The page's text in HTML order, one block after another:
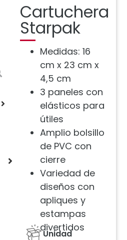
Cartuchera
Starpak
Medidas: 16
cm x 23 cm x
4,5 cm
3 paneles con
elásticos para
útiles
Amplio bolsillo
de PVC con
cierre
Variedad de
diseños con
apliques y
estampas
divertidos
Unidad